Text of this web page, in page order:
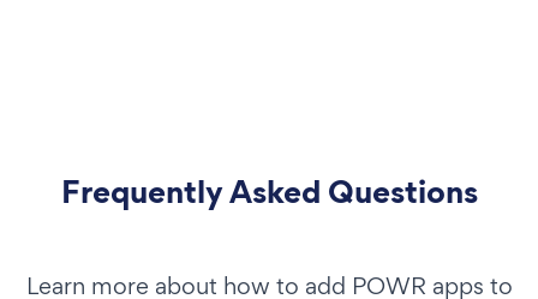
Frequently Asked Questions
Learn more about how to add POWR apps to